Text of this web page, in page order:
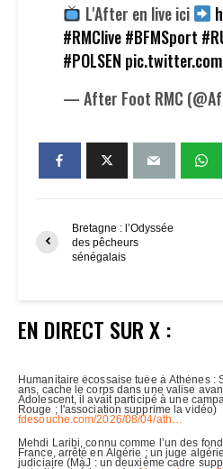
L'After en live ici
#RMClive#BFMSport
#POLSEN
— After Foot RMC
Bretagne : l’Odyssée
des pêcheurs
sénégalais
EN DIRECT SUR X :